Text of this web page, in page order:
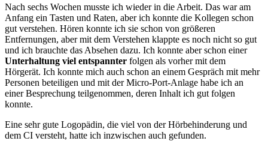
Nach sechs Wochen musste ich wieder in die Arbeit. Das war am
Anfang ein Tasten und Raten, aber ich konnte die Kollegen schon
gut verstehen. Hören konnte ich sie schon von größeren
Entfernungen, aber mit dem Verstehen klappte es noch nicht so gut
und ich brauchte das Absehen dazu. Ich konnte aber schon einer
Unterhaltung viel entspannter folgen als vorher mit dem
Hörgerät. Ich konnte mich auch schon an einem Gespräch mit mehr
Personen beteiligen und mit der Micro-Port-Anlage habe ich an
einer Besprechung teilgenommen, deren Inhalt ich gut folgen
konnte.
Eine sehr gute Logopädin, die viel von der Hörbehinderung und
dem CI versteht, hatte ich inzwischen auch gefunden.